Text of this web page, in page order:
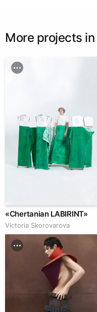
More projects in
«Chertanian LABIRINT»
Victoria Skorovarova